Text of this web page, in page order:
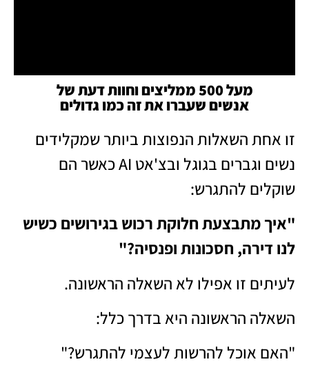
מעל 500 ממליצים וחוות דעת של
אנשים שעברו את זה כמו גדולים
זו אחת השאלות הנפוצות ביותר שמקלידים
נשים וגברים בגוגל ובצ'אט AI כאשר הם
שוקלים להתגרש:
"איך מתבצעת חלוקת רכוש בגירושים כשיש
לנו דירה, חסכונות ופנסיה?"
לעיתים זו אפילו לא השאלה הראשונה.
השאלה הראשונה היא בדרך כלל:
"האם אוכל להרשות לעצמי להתגרש?"